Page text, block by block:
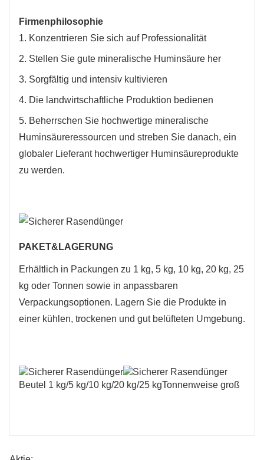
Firmenphilosophie
1. Konzentrieren Sie sich auf Professionalität
2. Stellen Sie gute mineralische Huminsäure her
3. Sorgfältig und intensiv kultivieren
4. Die landwirtschaftliche Produktion bedienen
5. Beherrschen Sie hochwertige mineralische
Huminsäureressourcen und streben Sie danach, ein
globaler Lieferant hochwertiger Huminsäureprodukte
zu werden.
PAKET& LAGERUNG
Erhältlich in Packungen zu 1 kg, 5 kg, 10 kg, 20 kg, 25
kg oder Tonnen sowie in anpassbaren
Verpackungsoptionen. Lagern Sie die Produkte in
einer kühlen, trockenen und gut belüfteten Umgebung.
Beutel 1 kg/5 kg/10 kg/20 kg/25 kgTonnenweise groß